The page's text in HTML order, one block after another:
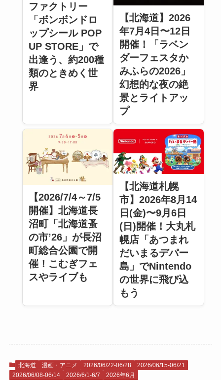
ファクトリー
「ボンボンドロ
ップシール POP
UP STORE」で
出逢う、約200種
類のときめく世
界
【北海道】2026
年7月4日〜12日
開催！「ラベン
ダーフェスタか
みふらの2026」
幻想的な夜の絶
景とライトアッ
プ
【2026/7/4～7/5
開催】北海道長
沼町「北海道蚤
の市’26」が長沼
町総合公園で開
催！こむぎフェ
スやライブも
【北海道札幌
市】2026年8月14
日(金)〜9月6日
(日)開催！大丸札
幌店「あつまれ
だいまるデパー
島」でNintendo
の世界に飛び込
もう
北海道 漫画・アニメ 2026/06/22-06/28
2026/06/15-06/21
2026/06/08-06/14
2026/6/1-6/7 2026年6月